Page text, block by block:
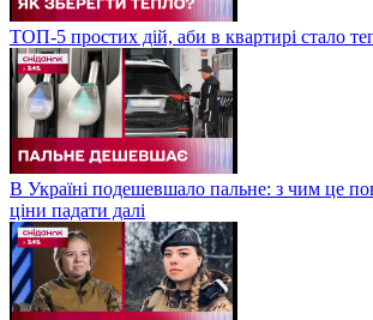
ТОП-5 простих дій, аби в квартирі стало
В Україні подешевшало пальне: з чим це
ціни падати далі